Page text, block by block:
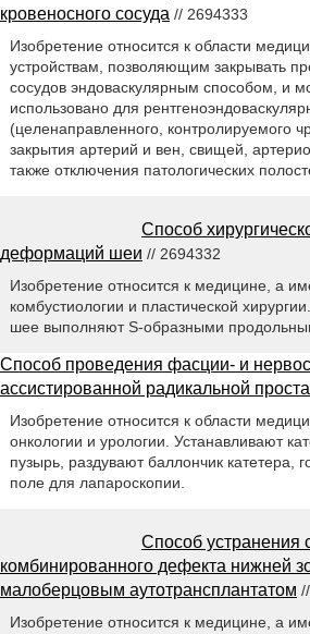
кровеносного сосуда // 2694333
Изобретение относится к области
устройствам, позволяющим закрывать
сосудов эндоваскулярным способом, и
использовано для
(целенаправленного, контролируемого
закрытия артерий и вен, свищей,
также отключения патологических
Способ
деформаций шеи // 2694332
Изобретение относится к медицине, а
комбустиологии и пластической
шее выполняют S-образными
Способ проведения фасции- и
ассистированной радикальной
Изобретение относится к области
онкологии и урологии. Устанавливают
пузырь, раздувают баллончик катетера,
поле для лапароскопии.
Способ устранения
комбинированного дефекта нижней
малоберцовым аутотрансплантатом
Изобретение относится к медицине, а